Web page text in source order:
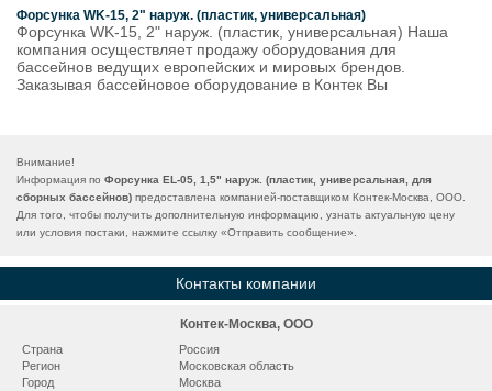
Форсунка WK-15, 2" наруж. (пластик, универсальная)
Форсунка WK-15, 2" наруж. (пластик, универсальная) Наша
компания осуществляет продажу оборудования для
бассейнов ведущих европейских и мировых брендов.
Заказывая бассейновое оборудование в Контек Вы
Внимание!
Информация по Форсунка EL-05, 1,5" наруж. (пластик, универсальная, для
сборных бассейнов) предоставлена компанией-поставщиком Контек-Москва, ООО.
Для того, чтобы получить дополнительную информацию, узнать актуальную цену
или условия постаки, нажмите ссылку «Отправить сообщение».
Контакты компании
Контек-Москва, ООО
Страна
Россия
Регион
Московская область
Город
Москва